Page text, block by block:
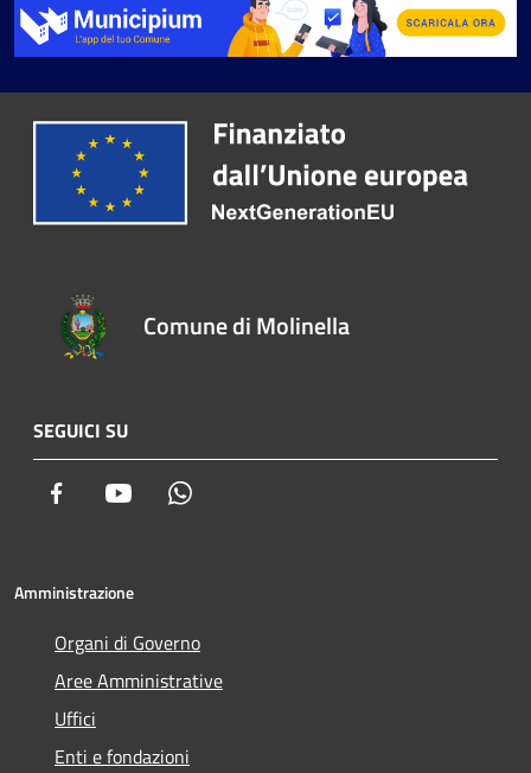
Comune di Molinella
SEGUICI SU
Facebook Youtube
Amministrazione
Organi di Governo
Aree Amministrative
Uffici
Enti e fondazioni